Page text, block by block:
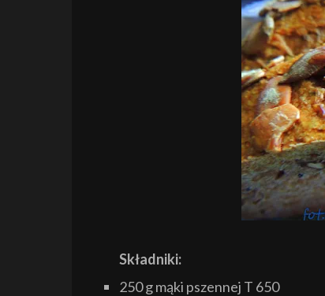
Składniki:
250 g mąki pszennej T 650